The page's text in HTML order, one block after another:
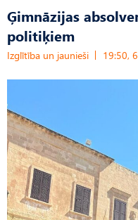
Ģimnāzijas
politiķiem
Izglītība un jaunieši 19:50,